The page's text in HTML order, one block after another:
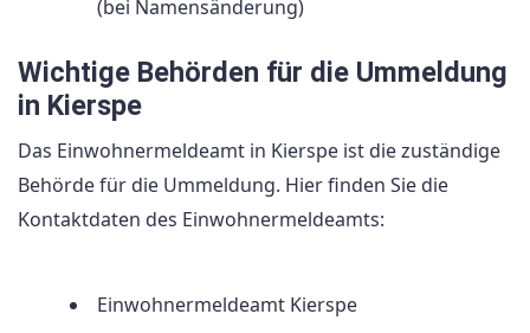
(bei Namensänderung)
Wichtige Behörden für die Ummeldung
in Kierspe
Das Einwohnermeldeamt in Kierspe ist die zuständige
Behörde für die Ummeldung. Hier finden Sie die
Kontaktdaten des Einwohnermeldeamts:
Einwohnermeldeamt Kierspe